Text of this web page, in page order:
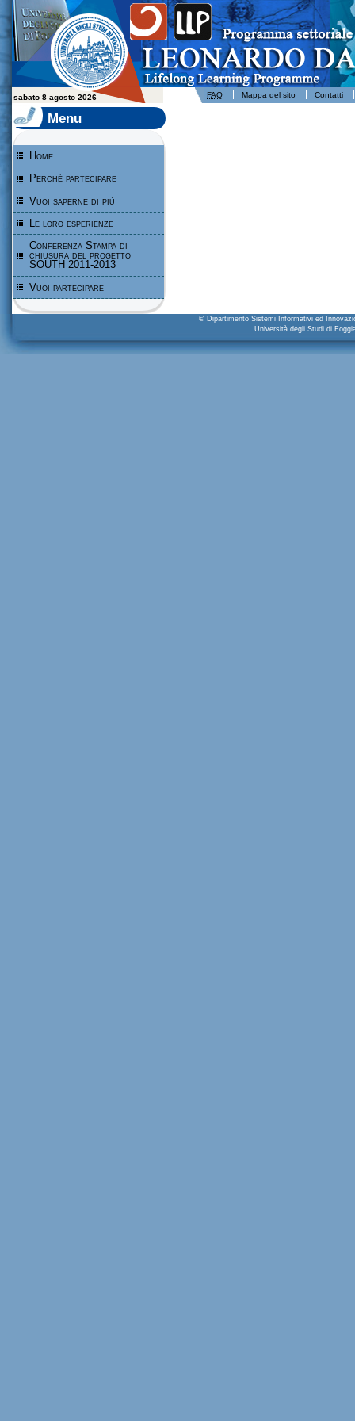
Leonardo da Vinci - Programma per l'apprendimento permanente - Università degli Studi di Foggia
sabato 8 agosto 2026 FAQ Mappa del sito Contatti
Menu
Home
Perchè partecipare
Vuoi saperne di più
Le loro esperienze
Conferenza Stampa di
chiusura del progetto
SOUTH 2011-2013
Vuoi partecipare
© Dipartimento Sistemi Informativi ed
Università degli Studi di